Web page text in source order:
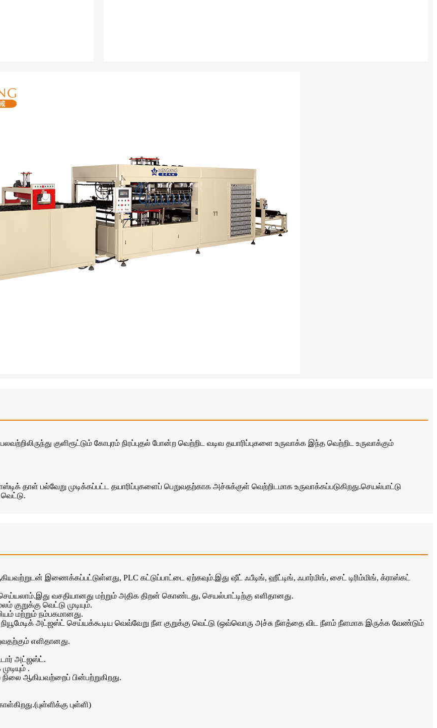
பலவற்றிலிருந்து குளிரூட்டும் கோபுரம் நிரப்புதல் போன்ற வெற்றிட வடிவ தயாரிப்புகளை உருவாக்க இந்த வெற்றிட உருவாக்கும்
தாள் பல்வேறு முடிக்கப்பட்ட தயாரிப்புகளைப் பெறுவதற்காக அச்சுக்குள் வெற்றிடமாக உருவாக்கப்படுகிறது.செயல்பாட்டு
இணைக்கப்பட்டுள்ளது, PLC கட்டுப்பாட்டை ஏற்கவும்.இது ஷீட் ஃபீடிங், ஹீட்டிங், ஃபார்மிங், சைட் டிரிம்மிங், க்ராஸ்கட்
வசதியானது மற்றும் அதிக திறன் கொண்டது, செயல்பாட்டிற்கு எளிதானது.
குறுக்கு வெட்டு முடியும்.
மற்றும் நம்பகமானது.
அட்ஜஸ்ட் செய்யக்கூடிய வெவ்வேறு நீள குறுக்கு வெட்டு (ஒவ்வொரு அச்சு நீளத்தை விட நீளம் நீளமாக இருக்க வேண்டும்
எளிதானது.
அட்ஜஸ்ட்.
.
ஆகியவற்றைப் பின்பற்றுகிறது.
புள்ளி)